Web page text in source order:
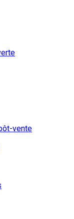
vente